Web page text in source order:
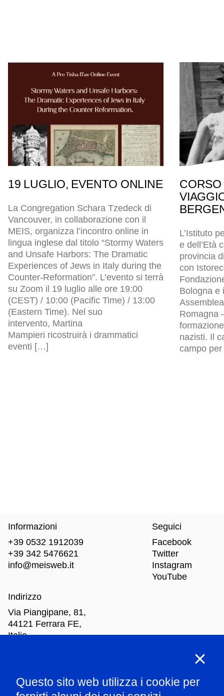
19 LUGLIO, EVENTO ONLINE
La Congregation Schara Tzedeck di
Vancouver, in collaborazione con il
MEIS, organizza l’incontro online in
lingua inglese dal titolo “Stormy Waters
and Unsafe Harbors: The Dramatic
Experiences of Jews in Italy during the
Counter-Reformation”. L’evento si terrà
su Zoom il 19 luglio alle ore 19:00
(CEST) / 10:00 (Pacific Time) / 13:00
(Eastern Time). Nel suo
intervento, Martina
Mampieri ricostruirà i drammatici
eventi […]
L’Istituto
e dell’Età
provincia
con
Bologna e
Romagna
nazisti. Il
campo
Questo sito web utilizza i cookie per
Informazioni
+39 0532 1912039
+39 342 5476621
info@meisweb.it
Indirizzo
Via Piangipane, 81,
44121 Ferrara FE,
Italia
Seguici
Facebook
Twitter
Instagram
YouTube
Mar-Dom: dalle 10.00 alle 18.00